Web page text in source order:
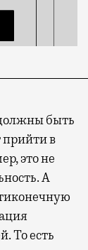
быть
прийти в
это не
А
То есть